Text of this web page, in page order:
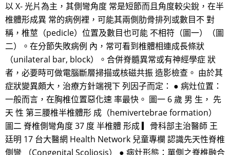
以 X- 光片為主，其側彎角度 常是短節而且角度較尖銳，在半
椎體形成異 常的病例裡，可能其兩側肋骨排列或數目不 對
稱，椎莖（pedicle）位置及數目也可能 不相符（圖一）（圖
二）。在分節失敗病例 內，常可看到椎體相連成長條狀
（unilateral bar, block）。合併脊髓異常或有神經學症 狀
者，必要時可做電腦斷層掃描或核磁共振 造影檢查。 由於其
症狀變異頗大，治療方針端視下 列因子而定： ● 病灶位置：
一般而言，在胸椎位置惡化速 率最快。 圖一 6 歲 男 生， 先
天 性 第三腰椎半椎體形 成（hemivertebrae formation）
圖二 脊椎側彎角度 37 度 半椎體 形成 ▎骨科部主治醫師 王
廷明 17 台大醫網 Health Network 兒童專欄 認識先天性脊椎
側彎 （Congenital Scoliosis） ● 病灶形態：單側之脊椎融合